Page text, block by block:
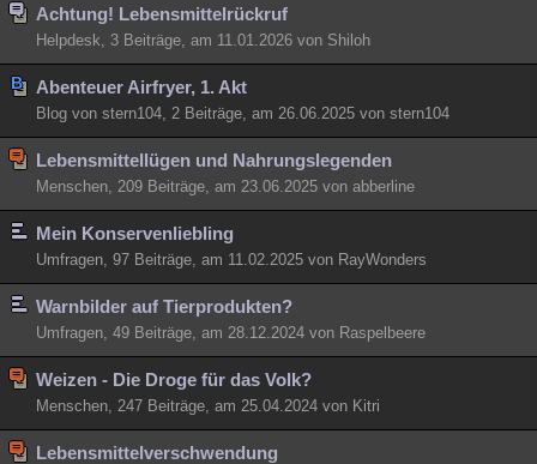
Achtung! Lebensmittelrückruf
Helpdesk, 3 Beiträge, am 11.01.2026 von Shiloh
Abenteuer Airfryer, 1. Akt
Blog von stern104, 2 Beiträge, am 26.06.2025 von stern104
Lebensmittellügen und Nahrungslegenden
Menschen, 209 Beiträge, am 23.06.2025 von abberline
Mein Konservenliebling
Umfragen, 97 Beiträge, am 11.02.2025 von RayWonders
Warnbilder auf Tierprodukten?
Umfragen, 49 Beiträge, am 28.12.2024 von Raspelbeere
Weizen - Die Droge für das Volk?
Menschen, 247 Beiträge, am 25.04.2024 von Kitri
Lebensmittelverschwendung